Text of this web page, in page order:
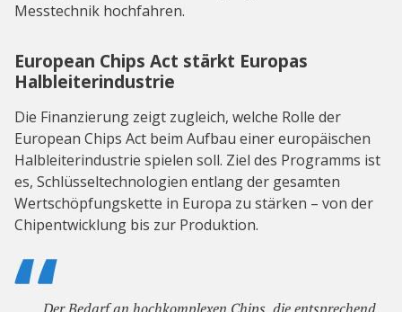
Messtechnik hochfahren.
European Chips Act stärkt Europas
Halbleiterindustrie
Die Finanzierung zeigt zugleich, welche Rolle der
European Chips Act beim Aufbau einer europäischen
Halbleiterindustrie spielen soll. Ziel des Programms ist
es, Schlüsseltechnologien entlang der gesamten
Wertschöpfungskette in Europa zu stärken – von der
Chipentwicklung bis zur Produktion.